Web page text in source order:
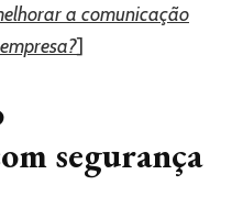
a comunicação
]
segurança